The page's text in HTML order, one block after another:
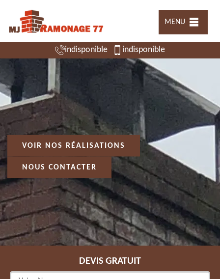
MENU
indisponible indisponible
VOIR NOS RÉALISATIONS
NOUS CONTACTER
DEVIS GRATUIT